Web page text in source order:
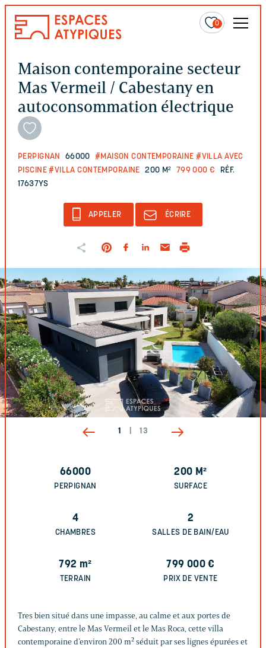
0
Maison contemporaine secteur
Mas Vermeil / Cabestany en
autoconsommation électrique
PERPIGNAN 66000 #MAISON CONTEMPORAINE #VILLA AVEC
PISCINE #VILLA CONTEMPORAINE 200 M² 799 000 €
RÉF.
17637YS
APPELER ÉCRIRE
1 13
66000
PERPIGNAN
200 M²
SURFACE
4
CHAMBRES
2
SALLES DE BAIN/EAU
792 m²
TERRAIN
799 000€
PRIX DE VENTE
Tres bien situé dans une impasse, au calme et aux portes de
Cabestany, entre le Mas Vermeil et le Mas Roca, cette villa
contemporaine d’environ 200 m² séduit par ses lignes épurées et